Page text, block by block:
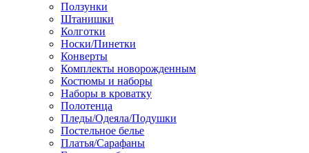
Ползунки
Штанишки
Колготки
Носки/Пинетки
Конверты
Комплекты новорожденным
Костюмы и наборы
Наборы в кроватку
Полотенца
Пледы/Одеяла/Подушки
Постельное белье
Платья/Сарафаны